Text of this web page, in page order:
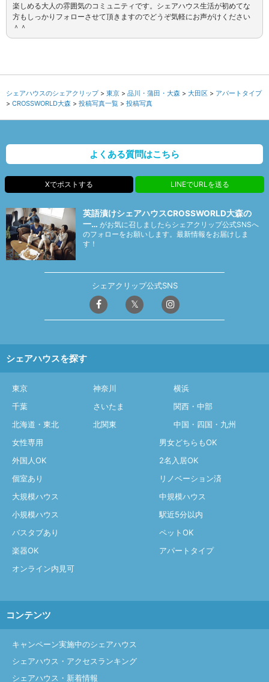
楽しめる大人の雰囲気のコミュニティです。シェアハウス生活が初めてな
方もしっかりフォローさせて頂きますのでどうぞ気軽にお声がけください
＾＾
シェアハウスのシェアクリップ 東京 品川・蒲田・大森 大田区
アパートタイプ
CROSSWORLD大森
投稿写真一覧 投稿写真
よくある質問はこちら
Xでポストする LINEでURLを送る
英語漬けシェアハウスCROSSWORLD大森の
一… がお気に召しましたらシェアクリップ公式SNSへ
のフォローをお願いします。最新情報をお届けしま
す！
シェアクリップ公式SNS
シェアハウスを探す
東京 神奈川
横浜
千葉
さいたま
関西・中部
北海道・東北
北関東
中国・四国・九州
女性専用
男女どちらもOK
外国人OK
2名入居OK
個室あり
リノベーション済
大規模ハウス
中規模ハウス
小規模ハウス
駅近5分以内
バスタブあり
ペットOK
楽器OK
アパートタイプ
オンライン内見可
コンテンツ
キャンペーン実施中のシェアハウス
シェアハウス・アクセスランキング
シェアハウス・新着情報